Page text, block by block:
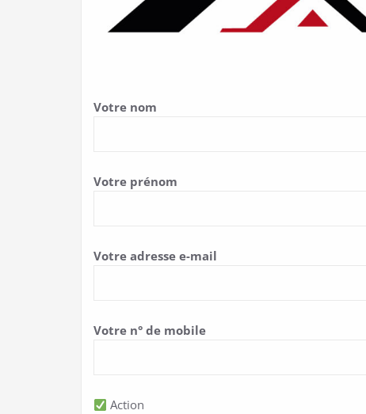
Votre nom
Votre prénom
Votre adresse e-mail
Votre n° de mobile
Action